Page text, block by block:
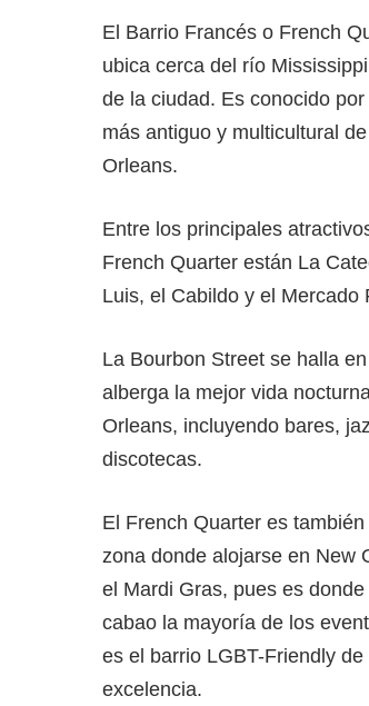
El Barrio Francés o French
ubica cerca del río
de la ciudad. Es conocido
más antiguo y multicultural
Orleans.
Entre los principales
French Quarter están La
Luis, el Cabildo y el Mercado
La Bourbon Street se halla
alberga la mejor vida
Orleans, incluyendo bares,
discotecas.
El French Quarter es
zona donde alojarse en New
el Mardi Gras, pues es
cabao la mayoría de los
es el barrio LGBT-Friendly
excelencia.